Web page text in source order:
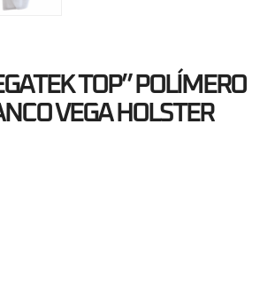
TOP” POLÍMERO
VEGA HOLSTER